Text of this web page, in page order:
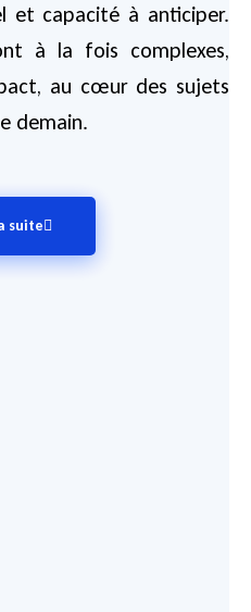
et capacité à anticiper.
à la fois complexes,
au cœur des sujets
demain.
suite